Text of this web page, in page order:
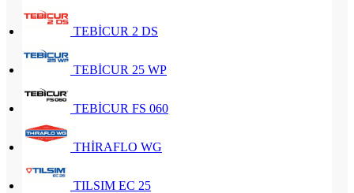
TEBİCUR 2 DS
TEBİCUR 25 WP
TEBİCUR FS 060
THİRAFLO WG
TILSIM EC 25